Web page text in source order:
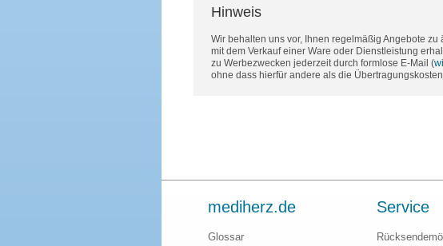
Hinweis
Wir behalten uns vor, Ihnen regelmäßig Angebote
mit dem Verkauf einer Ware oder Dienstleistung
zu Werbezwecken jederzeit durch formlose E-Mail (
ohne dass hierfür andere als die
mediherz.de
Glossar
Service